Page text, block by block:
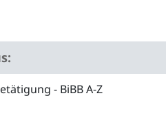
- BiBB A-Z